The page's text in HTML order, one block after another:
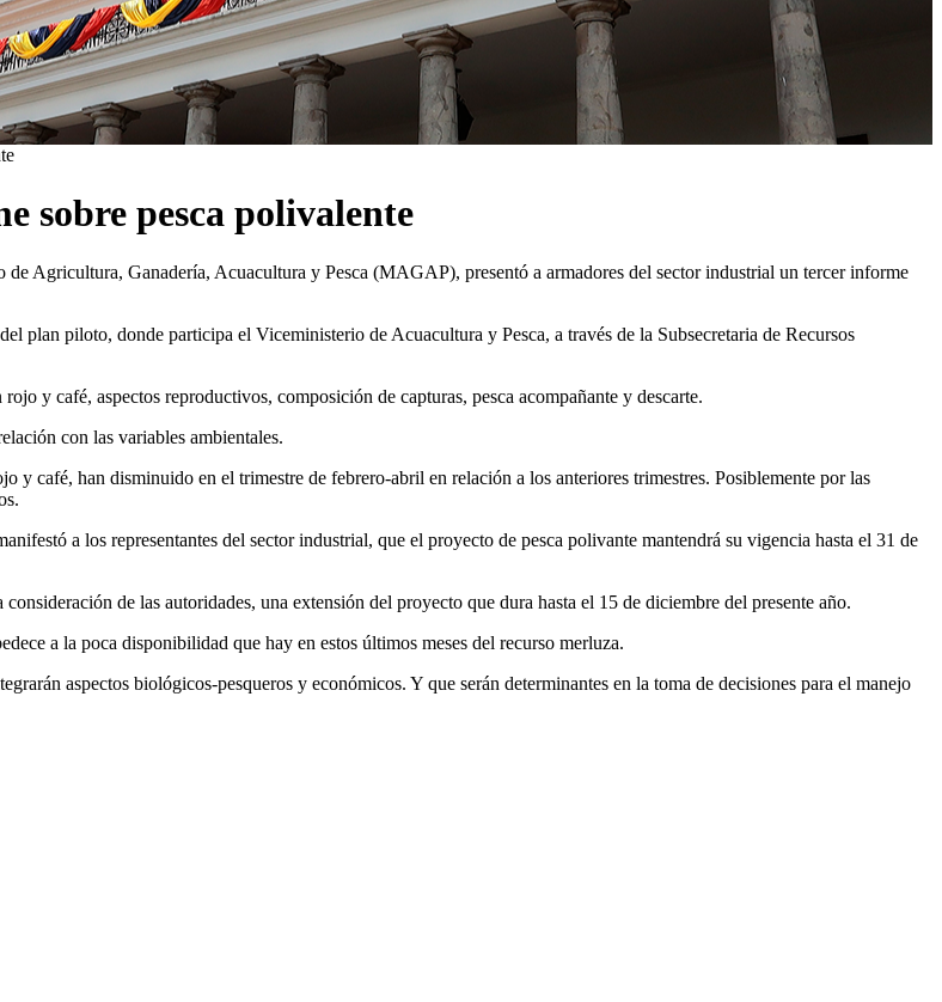
sobre pesca polivalente
Agricultura, Ganadería, Acuacultura y Pesca (MAGAP), presentó a armadores del sector industrial un tercer informe
plan piloto, donde participa el Viceministerio de Acuacultura y Pesca, a través de la Subsecretaria de Recursos
y café, aspectos reproductivos, composición de capturas, pesca acompañante y descarte.
con las variables ambientales.
y café, han disminuido en el trimestre de febrero-abril en relación a los anteriores trimestres. Posiblemente por las
a los representantes del sector industrial, que el proyecto de pesca polivante mantendrá su vigencia hasta el 31 de
de las autoridades, una extensión del proyecto que dura hasta el 15 de diciembre del presente año.
a la poca disponibilidad que hay en estos últimos meses del recurso merluza.
aspectos biológicos-pesqueros y económicos. Y que serán determinantes en la toma de decisiones para el manejo